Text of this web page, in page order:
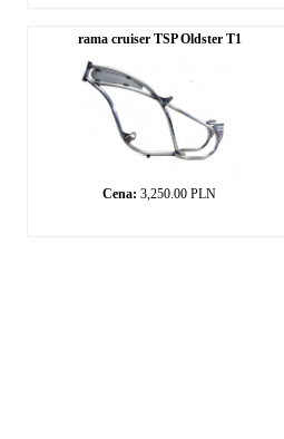
rama cruiser TSP Oldster T1
Cena: 3,250.00 PLN